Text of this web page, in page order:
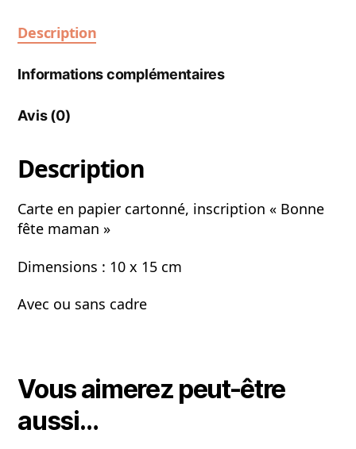
Description
Informations complémentaires
Avis (0)
Description
Carte en papier cartonné, inscription « Bonne
fête maman »
Dimensions : 10 x 15 cm
Avec ou sans cadre
Vous aimerez peut-être
aussi…